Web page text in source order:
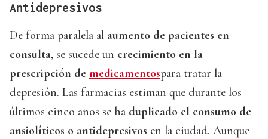
Antidepresivos
De forma paralela al aumento de pacientes en
consulta, se sucede un crecimiento en la
prescripción de medicamentospara tratar la
depresión. Las farmacias estiman que durante los
últimos cinco años se ha duplicado el consumo de
ansiolíticos o antidepresivos en la ciudad. Aunque